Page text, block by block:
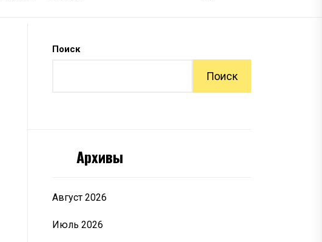
Поиск
Поиск
Архивы
Август 2026
Июль 2026